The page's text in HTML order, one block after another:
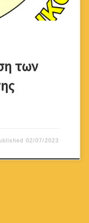
των
02/07/2023